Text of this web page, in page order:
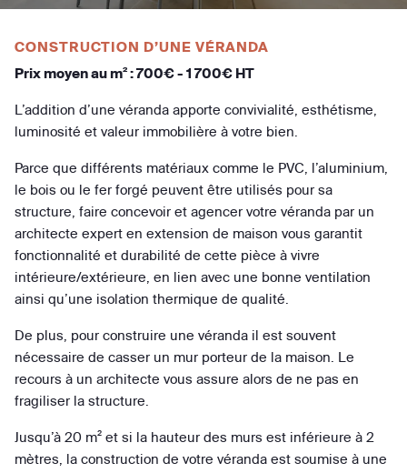
CONSTRUCTION D’UNE VÉRANDA
Prix moyen au m² : 700€ - 1 700€ HT
L’addition d’une véranda apporte convivialité, esthétisme,
luminosité et valeur immobilière à votre bien.
Parce que différents matériaux comme le PVC, l’aluminium,
le bois ou le fer forgé peuvent être utilisés pour sa
structure, faire concevoir et agencer votre véranda par un
architecte expert en extension de maison vous garantit
fonctionnalité et durabilité de cette pièce à vivre
intérieure/extérieure, en lien avec une bonne ventilation
ainsi qu’une isolation thermique de qualité.
De plus, pour construire une véranda il est souvent
nécessaire de casser un mur porteur de la maison. Le
recours à un architecte vous assure alors de ne pas en
fragiliser la structure.
Jusqu’à 20 m² et si la hauteur des murs est inférieure à 2
mètres, la construction de votre véranda est soumise à une